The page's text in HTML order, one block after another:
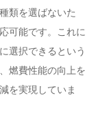
類を選ばないた
可能です。これに
選択できるという
燃費性能の向上を
を実現していま